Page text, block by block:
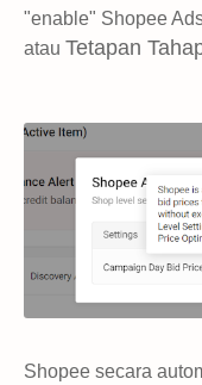
"enable" Shopee
atau Tetapan
Shopee secara